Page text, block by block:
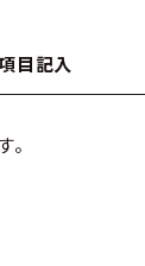
目記入
。